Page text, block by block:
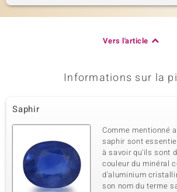
Vers l'article
Informations sur la
Saphir
Comme mentionné
saphir sont
à savoir qu'ils sont
couleur du minéral
d'aluminium
son nom du terme